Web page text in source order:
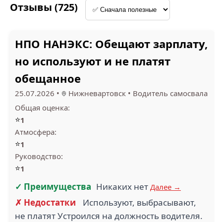
КОММУНАЛЬНИК (5)
АПТЕКА ДЛЯ ВАС (5) КОМПАНИЯ (5)
Отзывы (725)
НПО НАНЭКС: Обещают зарплату,
но используют и не платят
обещанное
25.07.2026 • Нижневартовск • Водитель самосвала
Общая оценка:
⭐1
Атмосфера:
⭐1
Руководство:
⭐1
✓ Преимущества Никаких нет Далее →
✗ Недостатки
Используют, выбрасывают,
не платят Устроился на должность водителя.